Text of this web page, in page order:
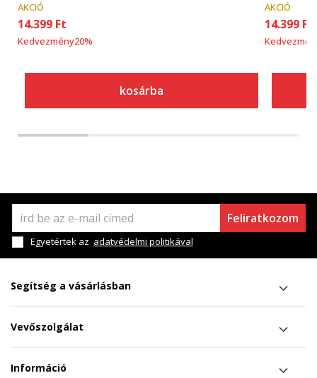
AKCIÓ
14.399 Ft
Kedvezmény20%
kosárba
AKCIÓ
14.399 Ft
Feliratkozom
Egyetértek az adatvédelmi politikával
Segítség a vásárlásban
Vevőszolgálat
Információ